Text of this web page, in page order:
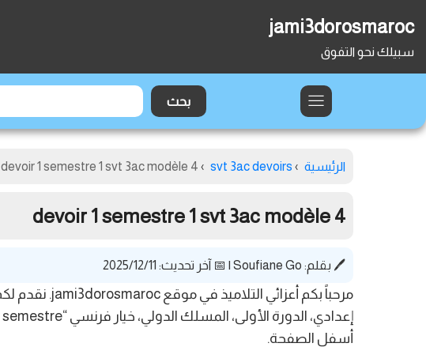
jami3dorosmaroc
سبيلك نحو التفوق
الرئيسية ›
svt 3ac devoirs
›
devoir 1 semestre 1 svt 3ac modèle 4
devoir 1 semestre 1 svt 3ac modèle 4
🖊️ بقلم: Soufiane Go
| 📅 آخر تحديث: 2025/12/11
أسفل الصفحة.